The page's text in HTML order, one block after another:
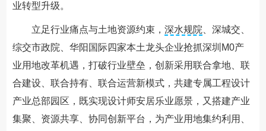
业转型升级。
立足行业痛点与土地资源约束，深水规院 、深城交、
综交市政院、华阳国际四家本土龙头企业抢抓深圳M0产
业用地改革机遇，打破行业壁垒，创新采用联合拿地、联
合建设、联合持有、联合运营新模式，共建专属工程设计
产业总部园区，既实现设计师安居乐业愿景，又搭建产业
集聚、资源共享、协同创新平台，为产业用地集约利用、